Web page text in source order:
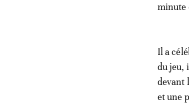
minute
Il a
du jeu,
devant
et une